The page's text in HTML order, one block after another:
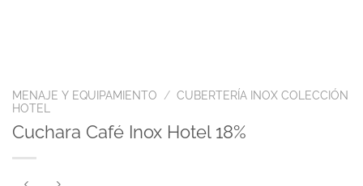
MENAJE Y EQUIPAMIENTO / CUBERTERÍA INOX COLECCIÓN
HOTEL
Cuchara Café Inox Hotel 18%